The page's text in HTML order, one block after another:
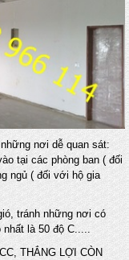
nơi dễ quan sát:
tại các phòng ban ( đối
ngủ ( đối với hộ gia
tránh những nơi có
là 50 độ C.....
THẮNG LỢI CÒN